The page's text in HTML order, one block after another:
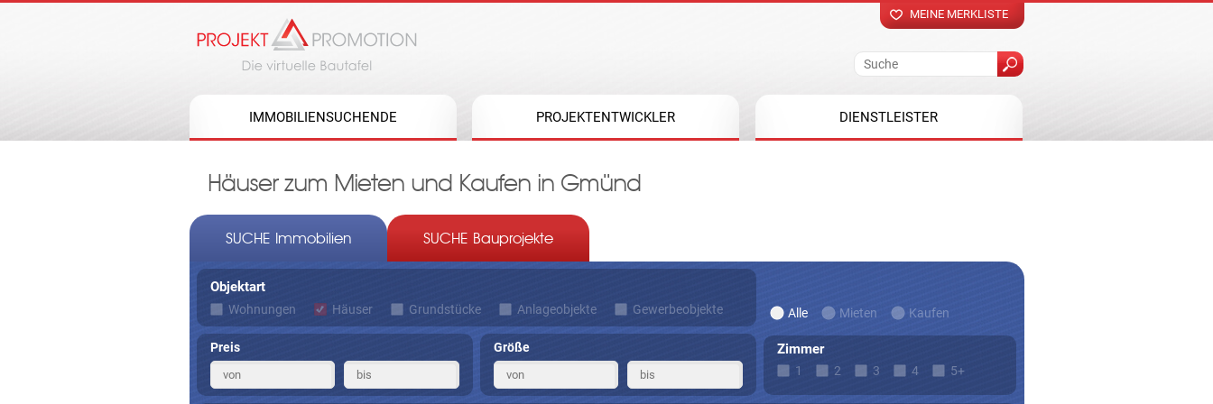
MEINE MERKLISTE
IMMOBILIENSUCHENDE PROJEKTENTWICKLER DIENSTLEISTER
Häuser zum Mieten und Kaufen in Gmünd
SUCHE Immobilien SUCHE Bauprojekte
Objektart
Wohnungen Häuser Grundstücke Anlageobjekte Gewerbeobjekte Alle Mieten Kaufen
Preis Größe Zimmer
1 2 3 4 5+